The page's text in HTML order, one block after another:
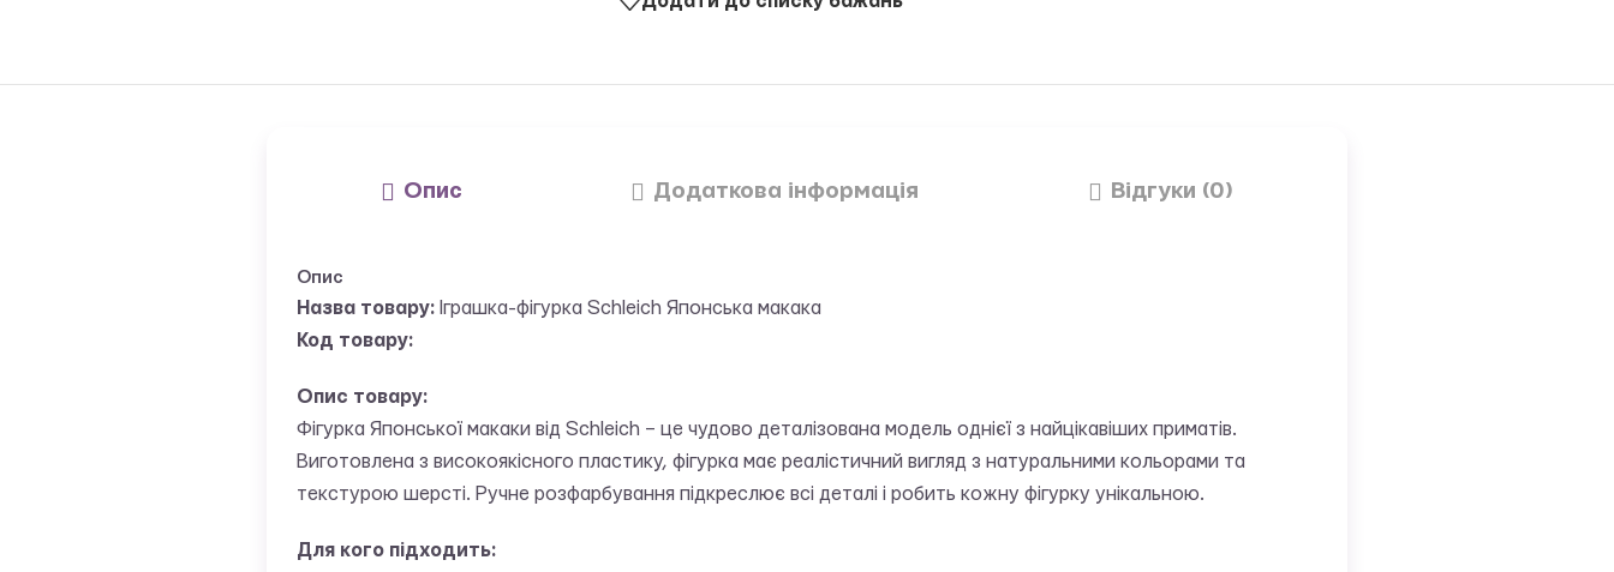
Опис Додаткова інформація Відгуки (0)
Опис
Назва товару: Іграшка-фігурка Schleich Японська макака
Код товару:
Опис товару:
Фігурка Японської макаки від Schleich – це чудово деталізована модель однієї з найцікавіших приматів.
Виготовлена з високоякісного пластику, фігурка має реалістичний вигляд з натуральними кольорами та
текстурою шерсті. Ручне розфарбування підкреслює всі деталі і робить кожну фігурку унікальною.
Для кого підходить: